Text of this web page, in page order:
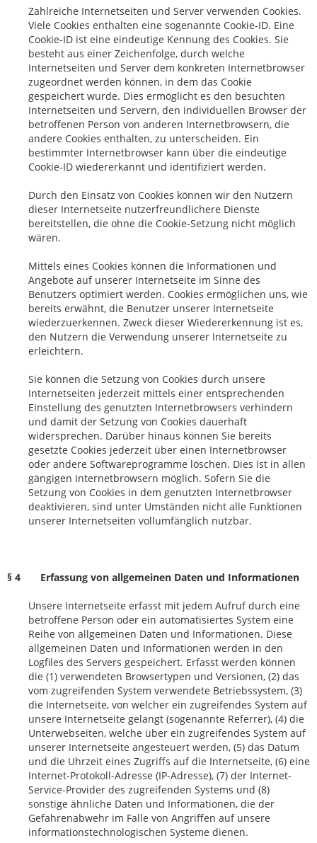
Zahlreiche Internetseiten und Server verwenden Cookies.
Viele Cookies enthalten eine sogenannte Cookie-ID. Eine
Cookie-ID ist eine eindeutige Kennung des Cookies. Sie
besteht aus einer Zeichenfolge, durch welche
Internetseiten und Server dem konkreten Internetbrowser
zugeordnet werden können, in dem das Cookie
gespeichert wurde. Dies ermöglicht es den besuchten
Internetseiten und Servern, den individuellen Browser der
betroffenen Person von anderen Internetbrowsern, die
andere Cookies enthalten, zu unterscheiden. Ein
bestimmter Internetbrowser kann über die eindeutige
Cookie-ID wiedererkannt und identifiziert werden.
Durch den Einsatz von Cookies können wir den Nutzern
dieser Internetseite nutzerfreundlichere Dienste
bereitstellen, die ohne die Cookie-Setzung nicht möglich
wären.
Mittels eines Cookies können die Informationen und
Angebote auf unserer Internetseite im Sinne des
Benutzers optimiert werden. Cookies ermöglichen uns, wie
bereits erwähnt, die Benutzer unserer Internetseite
wiederzuerkennen. Zweck dieser Wiedererkennung ist es,
den Nutzern die Verwendung unserer Internetseite zu
erleichtern.
Sie können die Setzung von Cookies durch unsere
Internetseiten jederzeit mittels einer entsprechenden
Einstellung des genutzten Internetbrowsers verhindern
und damit der Setzung von Cookies dauerhaft
widersprechen. Darüber hinaus können Sie bereits
gesetzte Cookies jederzeit über einen Internetbrowser
oder andere Softwareprogramme löschen. Dies ist in allen
gängigen Internetbrowsern möglich. Sofern Sie die
Setzung von Cookies in dem genutzten Internetbrowser
deaktivieren, sind unter Umständen nicht alle Funktionen
unserer Internetseiten vollumfänglich nutzbar.
§ 4 Erfassung von allgemeinen Daten und Informationen
Unsere Internetseite erfasst mit jedem Aufruf durch eine
betroffene Person oder ein automatisiertes System eine
Reihe von allgemeinen Daten und Informationen. Diese
allgemeinen Daten und Informationen werden in den
Logfiles des Servers gespeichert. Erfasst werden können
die (1) verwendeten Browsertypen und Versionen, (2) das
vom zugreifenden System verwendete Betriebssystem, (3)
die Internetseite, von welcher ein zugreifendes System auf
unsere Internetseite gelangt (sogenannte Referrer), (4) die
Unterwebseiten, welche über ein zugreifendes System auf
unserer Internetseite angesteuert werden, (5) das Datum
und die Uhrzeit eines Zugriffs auf die Internetseite, (6) eine
Internet-Protokoll-Adresse (IP-Adresse), (7) der Internet-
Service-Provider des zugreifenden Systems und (8)
sonstige ähnliche Daten und Informationen, die der
Gefahrenabwehr im Falle von Angriffen auf unsere
informationstechnologischen Systeme dienen.